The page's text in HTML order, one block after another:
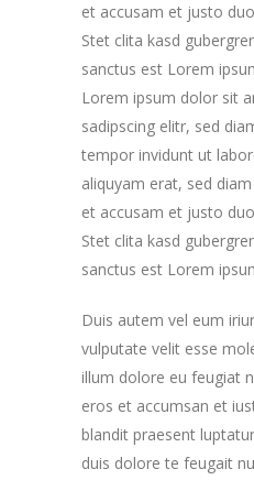
et accusam et justo
Stet clita kasd
sanctus est Lorem
Lorem ipsum dolor sit
sadipscing elitr, sed
tempor invidunt ut
aliquyam erat, sed
et accusam et justo
Stet clita kasd
sanctus est Lorem
Duis autem vel eum
vulputate velit esse
illum dolore eu feugiat
eros et accumsan et
blandit praesent
duis dolore te feugait